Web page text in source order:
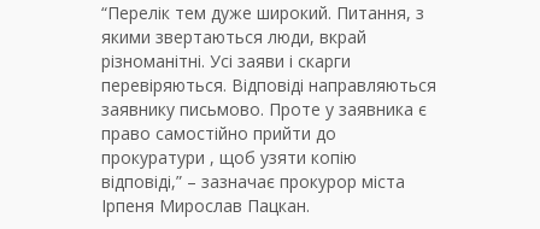
“Перелік тем дуже широкий. Питання, з
якими звертаються люди, вкрай
різноманітні. Усі заяви і скарги
перевіряються. Відповіді направляються
заявнику письмово. Проте у заявника є
право самостійно прийти до
прокуратури , щоб узяти копію
відповіді,” – зазначає прокурор міста
Ірпеня Мирослав Пацкан.